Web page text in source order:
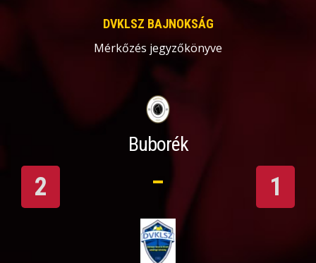
DVKLSZ BAJNOKSÁG
Mérkőzés jegyzőkönyve
Buborék
2 1